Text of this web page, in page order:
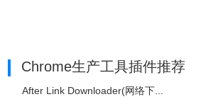
Chrome生产工具插件推荐
After Link Downloader(网络下...